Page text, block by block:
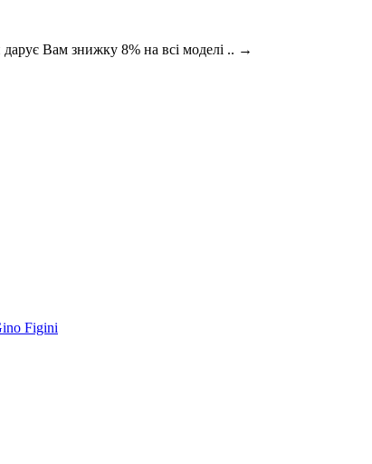
Вам знижку 8% на всі моделі .. →
Figini